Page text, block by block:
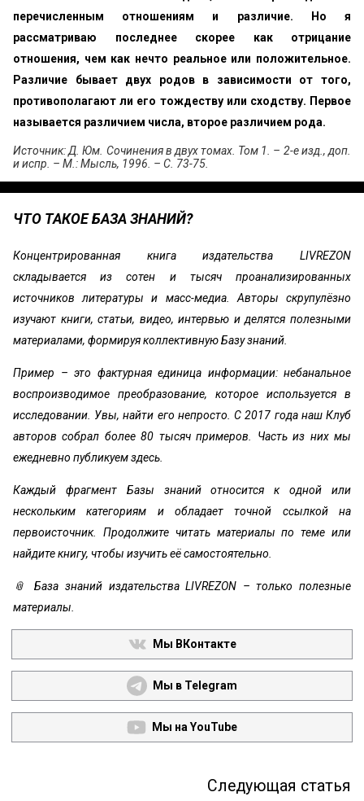
перечисленным отношениям и различие. Но я
рассматриваю последнее скорее как отрицание
отношения, чем как нечто реальное или положительное.
Различие бывает двух родов в зависимости от того,
противополагают ли его тождеству или сходству. Первое
называется различием числа, второе различием рода.
Источник: Д. Юм. Сочинения в двух томах. Том 1. – 2-е изд., доп.
и испр. – М.: Мысль, 1996. – С. 73-75.
ЧТО ТАКОЕ БАЗА ЗНАНИЙ?
Концентрированная книга издательства LIVREZON
складывается из сотен и тысяч проанализированных
источников литературы и масс-медиа. Авторы скрупулёзно
изучают книги, статьи, видео, интервью и делятся полезными
материалами, формируя коллективную Базу знаний.
Пример – это фактурная единица информации: небанальное
воспроизводимое преобразование, которое используется в
исследовании. Увы, найти его непросто. С 2017 года наш Клуб
авторов собрал более 80 тысяч примеров. Часть из них мы
ежедневно публикуем здесь.
Каждый фрагмент Базы знаний относится к одной или
нескольким категориям и обладает точной ссылкой на
первоисточник. Продолжите читать материалы по теме или
найдите книгу, чтобы изучить её самостоятельно.
📎 База знаний издательства LIVREZON – только полезные
материалы.
Мы ВКонтакте
Мы в Telegram
Мы на YouTube
Следующая статья